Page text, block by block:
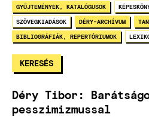
GYŰJTEMÉNYEK, KATALÓGUSOK
SZÖVEGKIADÁSOK DÉRY-ARCHÍVUM
BIBLIOGRÁFIÁK, REPERTÓRIUMOK
Déry Tibor:
pesszimizmussal